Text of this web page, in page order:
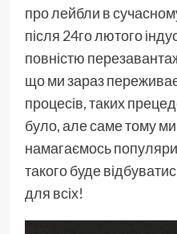
про лейбли в сучасному
після 24го лютого
повністю
що ми зараз
процесів, таких
було, але саме тому ми
намагаємось
такого буде
для всіх!